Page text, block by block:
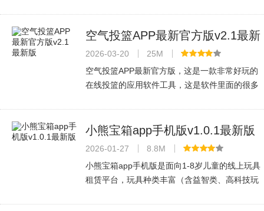
知、就业信息。采用身份证+人脸识
空气投篮APP最新官方版v2.1最新
版
2026-03-20
25M
空气投篮APP最新官方版，这是一款非常好玩的
在线投篮的应用软件工具，这是软件里面的很多
和各种声效的玩法你都是可以进行处理
小熊宝箱app手机版v1.0.1最新版
2026-01-27
8.8M
小熊宝箱app手机版是面向1-8岁儿童的线上玩具
租赁平台，玩具种类丰富（含益智类、高科技玩